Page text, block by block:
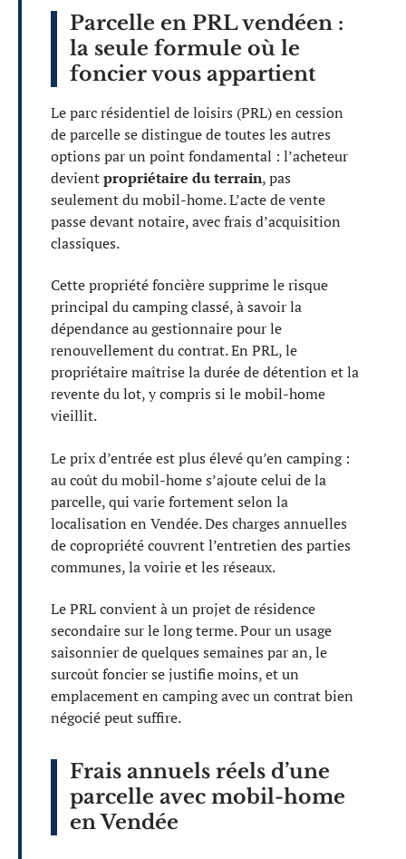
Parcelle en PRL vendéen :
la seule formule où le
foncier vous appartient
Le parc résidentiel de loisirs (PRL) en cession
de parcelle se distingue de toutes les autres
options par un point fondamental : l’acheteur
devientpropriétaire du terrain, pas
seulement du mobil-home. L’acte de vente
passe devant notaire, avec frais d’acquisition
classiques.
Cette propriété foncière supprime le risque
principal du camping classé, à savoir la
dépendance au gestionnaire pour le
renouvellement du contrat. En PRL, le
propriétaire maîtrise la durée de détention et la
revente du lot, y compris si le mobil-home
vieillit.
Le prix d’entrée est plus élevé qu’en camping :
au coût du mobil-home s’ajoute celui de la
parcelle, qui varie fortement selon la
localisation en Vendée. Des charges annuelles
de copropriété couvrent l’entretien des parties
communes, la voirie et les réseaux.
Le PRL convient à un projet de résidence
secondaire sur le long terme. Pour un usage
saisonnier de quelques semaines par an, le
surcoût foncier se justifie moins, et un
emplacement en camping avec un contrat bien
négocié peut suffire.
Frais annuels réels d’une
parcelle avec mobil-home
en Vendée